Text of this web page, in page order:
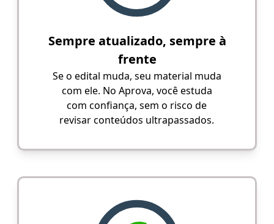
Sempre atualizado, sempre à
frente
Se o edital muda, seu material muda
com ele. No Aprova, você estuda
com confiança, sem o risco de
revisar conteúdos ultrapassados.